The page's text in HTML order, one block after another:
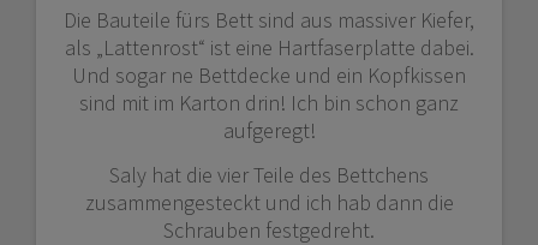
Die Bauteile fürs Bett sind aus massiver Kiefer,
als „Lattenrost“ ist eine Hartfaserplatte dabei.
Und sogar ne Bettdecke und ein Kopfkissen
sind mit im Karton drin! Ich bin schon ganz
aufgeregt!
Saly hat die vier Teile des Bettchens
zusammengesteckt und ich hab dann die
Schrauben festgedreht.